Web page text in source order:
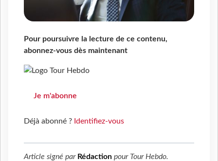
Pour poursuivre la lecture de ce contenu,
abonnez-vous dès maintenant
Je m'abonne
Déjà abonné ? Identifiez-vous
Article signé par Rédaction pour Tour Hebdo.